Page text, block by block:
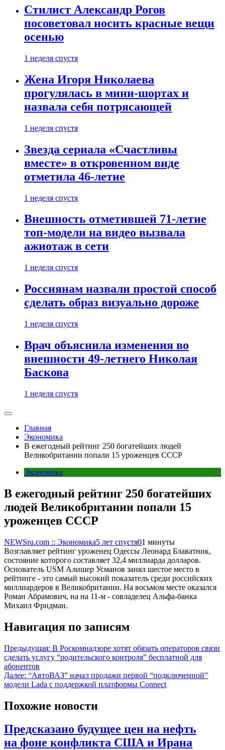
Стилист Александр Рогов
посоветовал носить красные вещи
осенью
1 неделя спустя
Жена Игоря Николаева
прогулялась в мини-шортах и
назвала себя потрясающей
1 неделя спустя
Звезда сериала «Счастливы
вместе» в откровенном виде
отметила 46-летие
1 неделя спустя
Внешность отметившей 71-летие
топ-модели на видео вызвала
ажиотаж в сети
1 неделя спустя
Россиянам назвали простой способ
сделать образ визуально дороже
1 неделя спустя
Врач объяснила изменения во
внешности 49-летнего Николая
Баскова
1 неделя спустя
Главная
Экономика
В ежегодный рейтинг 250 богатейших людей
Великобритании попали 15 уроженцев СССР
Экономика
В ежегодный рейтинг 250 богатейших
людей Великобритании попали 15
уроженцев СССР
NEWSru.com :: Экономика5 лет спустя01 минуты
Возглавляет рейтинг уроженец Одессы Леонард Блаватник,
состояние которого составляет 32,4 миллиарда долларов.
Основатель USM Алишер Усманов занял шестое место в
рейтинге - это самый высокий показатель среди российских
миллиардеров в Великобритании. На восьмом месте оказался
Роман Абрамович, на на 11-м - совладелец Альфа-банка
Михаил Фридман.
Навигация по записям
Предыдущая: В Роскомнадзоре хотят обязать операторов связи
сделать услугу “родительского контроля” бесплатной для
абонентов
Далее: “АвтоВАЗ” начал продажи первой “подключенной”
модели Lada с поддержкой платформы Connect
Похожие новости
Предсказано будущее цен на нефть
на фоне конфликта США и Ирана